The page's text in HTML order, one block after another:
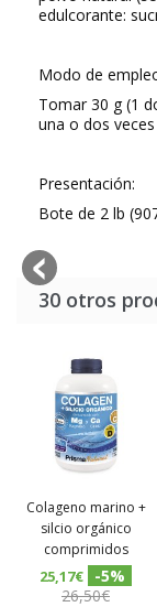
edulcorante:
Modo de
Tomar 30 g (1
una o dos
Presentación:
Bote de 2 lb
30 otros
Colageno marino +
silcio orgánico
comprimidos
25,17€
-5%
26,50€